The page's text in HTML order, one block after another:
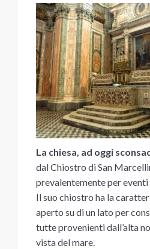
La chiesa, ad oggi
dal Chiostro di San
prevalentemente per
Il suo chiostro ha la
aperto su di un lato per
tutte provenienti dall’alta
vista del mare.